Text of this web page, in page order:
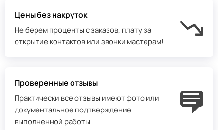
Цены без накруток
Не берем проценты с заказов, плату за
открытие контактов или звонки мастерам!
Проверенные отзывы
Практически все отзывы имеют фото или
документальное подтверждение
выполненной работы!